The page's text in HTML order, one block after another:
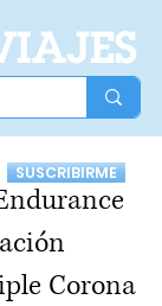
SUSCRIBIRME
Corona